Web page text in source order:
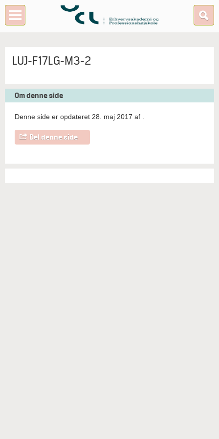
LUJ-F17LG-M3-2
Om denne side
Denne side er opdateret 28. maj 2017 af
Del denne side